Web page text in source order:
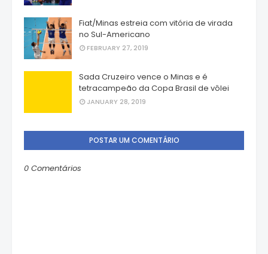
Fiat/Minas estreia com vitória de virada
no Sul-Americano
FEBRUARY 27, 2019
Sada Cruzeiro vence o Minas e é
tetracampeão da Copa Brasil de vôlei
JANUARY 28, 2019
POSTAR UM COMENTÁRIO
0 Comentários